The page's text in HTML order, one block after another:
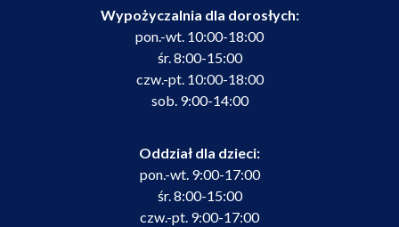
Wypożyczalnia dla dorosłych:
pon.-wt. 10:00-18:00
śr. 8:00-15:00
czw.-pt. 10:00-18:00
sob. 9:00-14:00
Oddział dla dzieci:
pon.-wt. 9:00-17:00
śr. 8:00-15:00
czw.-pt. 9:00-17:00